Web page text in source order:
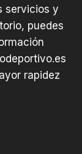
servicios y
puedes
rapidez